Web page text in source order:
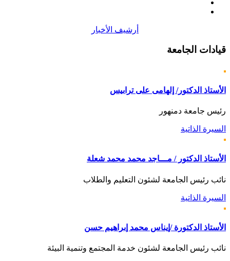
أرشيف الأخبار
قيادات الجامعة
الأستاذ الدكتور/ إلهامى على ترابيس
رئيس جامعة دمنهور
السيرة الذاتية
الأستاذ الدكتور / مـــاجد محمد محمد شعلة
نائب رئيس الجامعة لشئون التعليم والطلاب
السيرة الذاتية
الأستاذ الدكتورة /إيناس محمد إبراهيم حسن
نائب رئيس الجامعة لشئون خدمة المجتمع وتنمية البيئة